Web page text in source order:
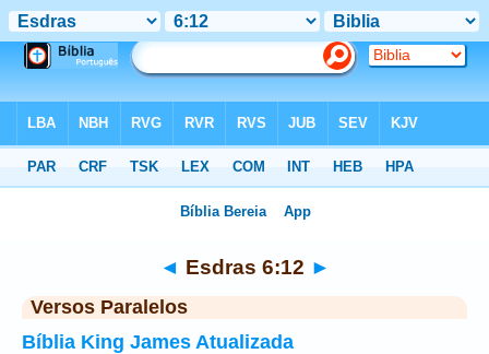
◄ Esdras 6:12 ►
Versos Paralelos
Bíblia King James Atualizada